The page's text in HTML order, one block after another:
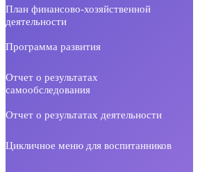
План финансово-хозяйственной
деятельности
Программа развития
Отчет о результатах
самообследования
Отчет о результатах деятельности
Цикличное меню для воспитанников